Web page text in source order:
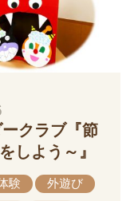
クラブ『節
しよう～』
験
外遊び